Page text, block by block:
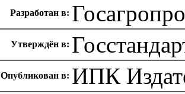
Разработан в:
Утверждён в:
Опубликован в: ИПК